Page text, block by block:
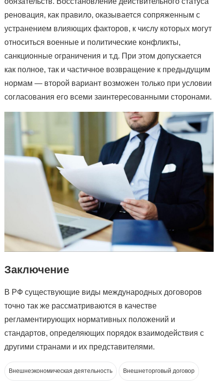
реновация, как правило, оказывается сопряженным с
устранением влияющих факторов, к числу которых могут
относиться военные и политические конфликты,
санкционные ограничения и т.д. При этом допускается
как полное, так и частичное возвращение к предыдущим
нормам — второй вариант возможен только при условии
согласования его всеми заинтересованными сторонами.
Заключение
В РФ существующие виды международных договоров
точно так же рассматриваются в качестве
регламентирующих нормативных положений и
стандартов, определяющих порядок взаимодействия с
другими странами и их представителями.
Внешнеэкономическая деятельность Внешнеторговый договор